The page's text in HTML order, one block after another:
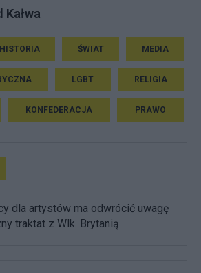
HISTORIA ŚWIAT MEDIA
LGBT RELIGIA
KONFEDERACJA PRAWO
dla artystów ma odwrócić uwagę
traktat z Wlk. Brytanią